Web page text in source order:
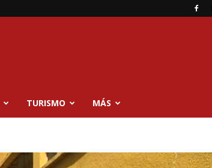
TURISMO MÁS